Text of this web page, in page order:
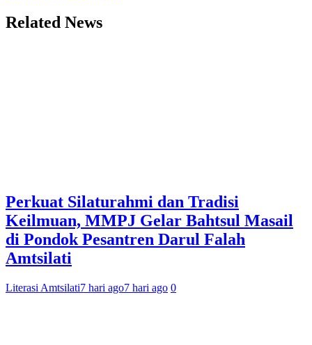
Related News
Perkuat Silaturahmi dan Tradisi
Keilmuan, MMPJ Gelar Bahtsul Masail
di Pondok Pesantren Darul Falah
Amtsilati
Literasi Amtsilati7 hari ago7 hari ago 0